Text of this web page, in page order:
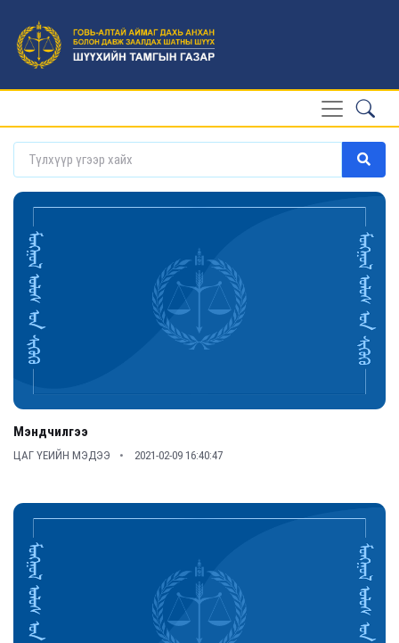
Мэндчилгээ
ЦАГ ҮЕИЙН МЭДЭЭ 2021-02-09 16:40:47